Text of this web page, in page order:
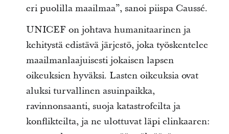
eri puolilla maailmaa”, sanoi piispa Caussé.
UNICEF on johtava humanitaarinen ja
kehitystä edistävä järjestö, joka työskentelee
maailmanlaajuisesti jokaisen lapsen
oikeuksien hyväksi. Lasten oikeuksia ovat
aluksi turvallinen asuinpaikka,
ravinnonsaanti, suoja katastrofeilta ja
konflikteilta, ja ne ulottuvat läpi elinkaaren: